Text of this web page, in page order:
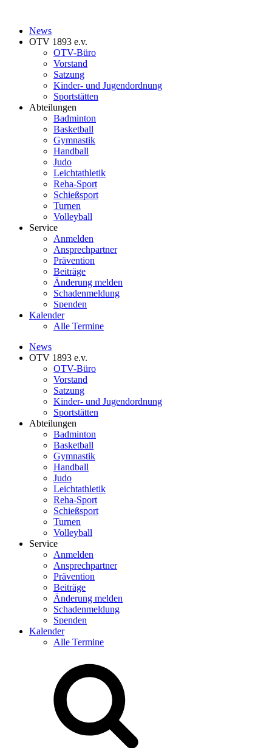
News
OTV 1893 e.v.
OTV-Büro
Vorstand
Satzung
Kinder- und Jugendordnung
Sportstätten
Abteilungen
Badminton
Basketball
Gymnastik
Handball
Judo
Leichtathletik
Reha-Sport
Schießsport
Turnen
Volleyball
Service
Anmelden
Ansprechpartner
Prävention
Beiträge
Änderung melden
Schadenmeldung
Spenden
Kalender
Alle Termine
News
OTV 1893 e.v.
OTV-Büro
Vorstand
Satzung
Kinder- und Jugendordnung
Sportstätten
Abteilungen
Badminton
Basketball
Gymnastik
Handball
Judo
Leichtathletik
Reha-Sport
Schießsport
Turnen
Volleyball
Service
Anmelden
Ansprechpartner
Prävention
Beiträge
Änderung melden
Schadenmeldung
Spenden
Kalender
Alle Termine